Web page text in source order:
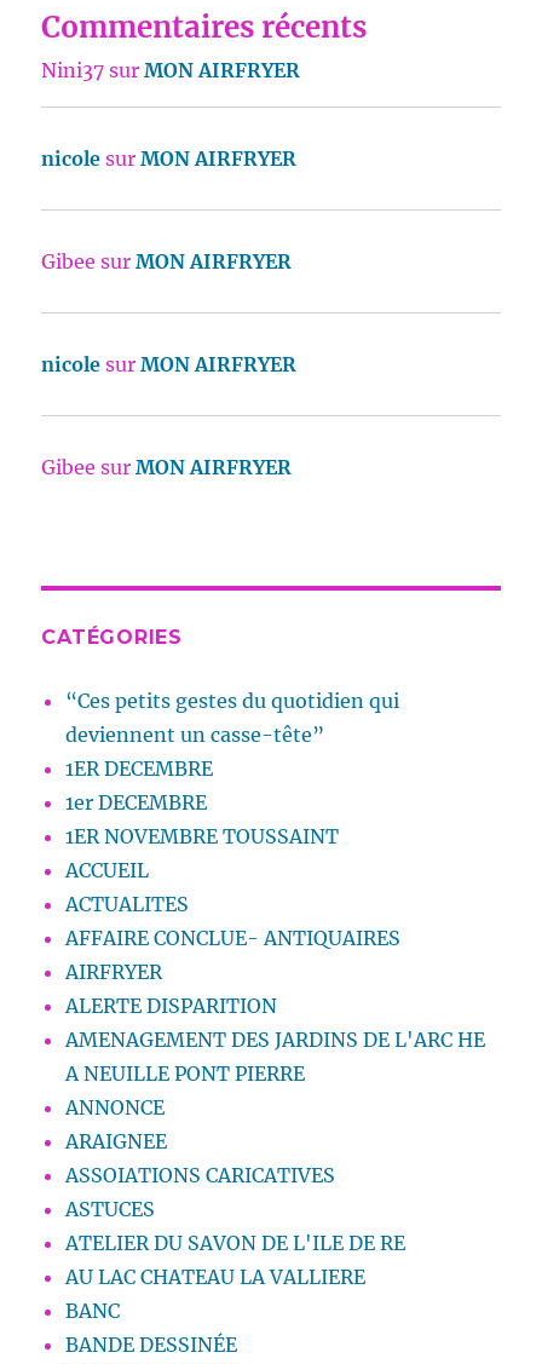
Commentaires récents
Nini37 surMON AIRFRYER
nicole surMON AIRFRYER
Gibee surMON AIRFRYER
nicole surMON AIRFRYER
Gibee surMON AIRFRYER
CATÉGORIES
“Ces petits gestes du quotidien qui
deviennent un casse-tête”
1ER DECEMBRE
1er DECEMBRE
1ER NOVEMBRE TOUSSAINT
ACCUEIL
ACTUALITES
AFFAIRE CONCLUE- ANTIQUAIRES
AIRFRYER
ALERTE DISPARITION
AMENAGEMENT DES JARDINS DE L'ARC HE
A NEUILLE PONT PIERRE
ANNONCE
ARAIGNEE
ASSOIATIONS CARICATIVES
ASTUCES
ATELIER DU SAVON DE L'ILE DE RE
AU LAC CHATEAU LA VALLIERE
BANC
BANDE DESSINÉE